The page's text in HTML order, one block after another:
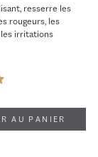
resserre les
rougeurs, les
les irritations